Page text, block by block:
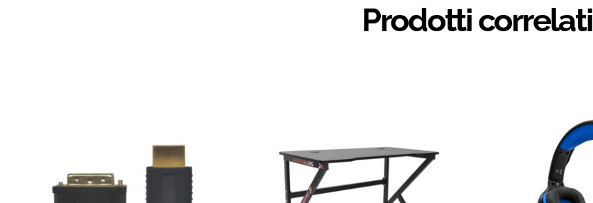
Prodotti correlati